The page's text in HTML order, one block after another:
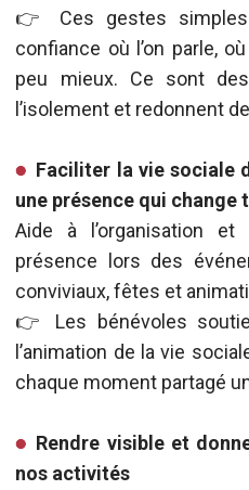
👉 Ces gestes
confiance où l’on parle,
peu mieux. Ce sont
l’isolement et redonnent
Faciliter la vie sociale
une présence qui change
Aide à l’organisation et
présence lors des
conviviaux, fêtes et
👉 Les bénévoles
l’animation de la vie
chaque moment partagé
Rendre visible et
nos activités